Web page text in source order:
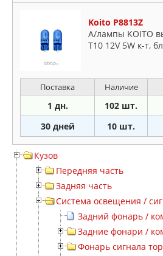
Koito P8813Z
А/лампы KOITO
T10 12V 5W к-т,
Поставка Наличие
1 дн. 102 шт.
30 дней 10 шт.
Кузов
Передняя часть
Задняя часть
Система освещения /
Задний фонарь /
Задние фонари /
Фонарь сигнала